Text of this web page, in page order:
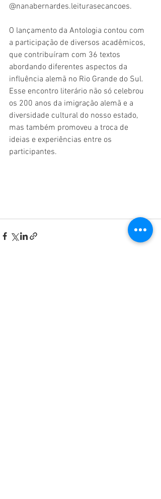
@nanabernardes.leiturasecancoes.
O lançamento da Antologia contou com
a participação de diversos acadêmicos,
que contribuíram com 36 textos
abordando diferentes aspectos da
influência alemã no Rio Grande do Sul.
Esse encontro literário não só celebrou
os 200 anos da imigração alemã e a
diversidade cultural do nosso estado,
mas também promoveu a troca de
ideias e experiências entre os
participantes.